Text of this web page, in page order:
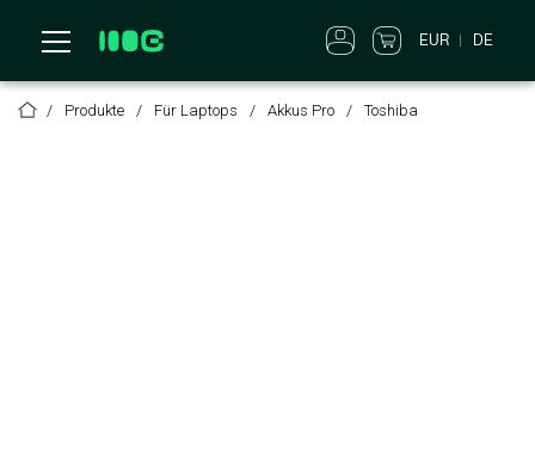
EUR DE
Produkte Für Laptops Akkus Pro Toshiba